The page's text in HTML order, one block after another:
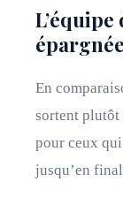
épargnée
En
sortent plutôt
pour ceux
jusqu’en